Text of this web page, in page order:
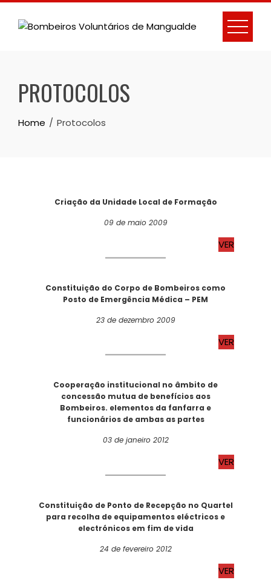
Skip
PROTOCOLOS
Home Protocolos
Criação da Unidade Local de Formação
09 de maio 2009
VER
Constituição do Corpo de Bombeiros como
Posto de Emergência Médica – PEM
23 de dezembro 2009
VER
Cooperação institucional no âmbito de
concessão mutua de benefícios aos
Bombeiros. elementos da fanfarra e
funcionários de ambas as partes
03 de janeiro 2012
VER
Constituição de Ponto de Recepção no Quartel
para recolha de equipamentos eléctricos e
electrónicos em fim de vida
24 de fevereiro 2012
VER